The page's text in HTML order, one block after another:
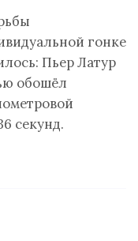
гонке
Пьер Латур
обошёл
секунд.